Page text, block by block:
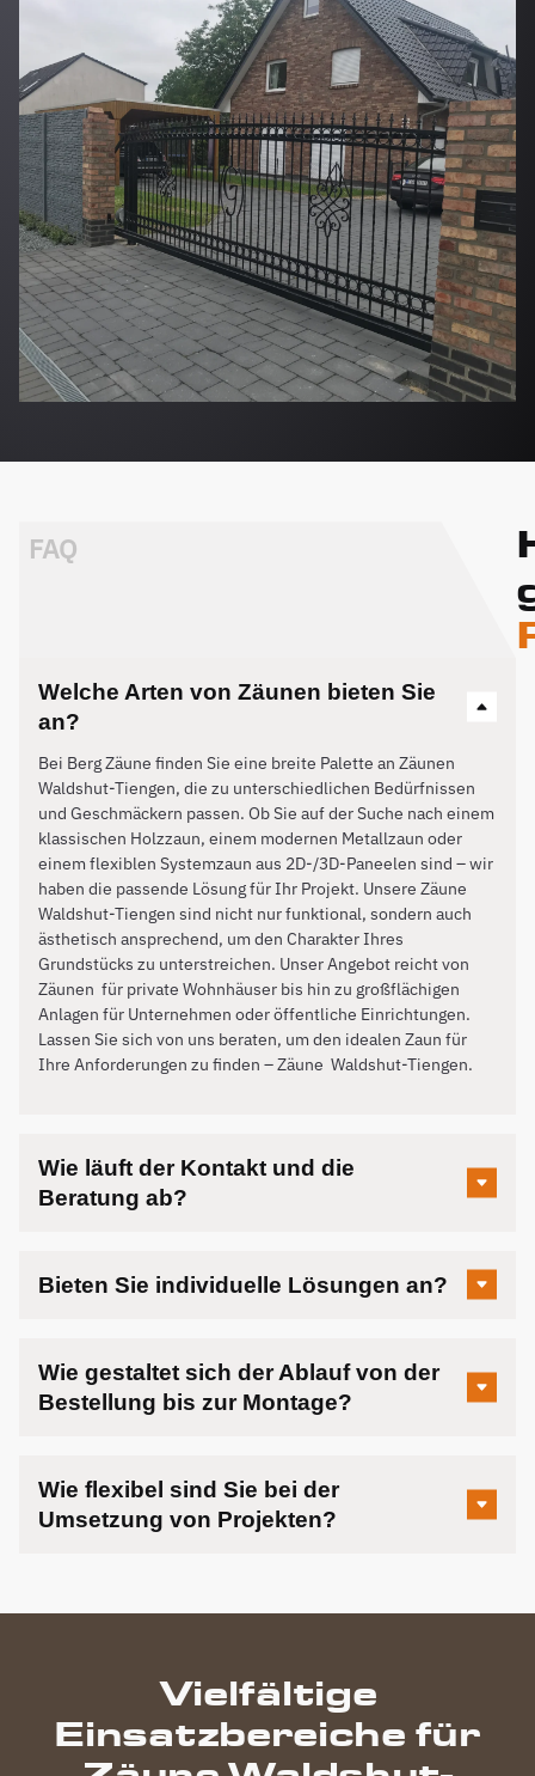
FAQ
Welche Arten von Zäunen bieten Sie
an?
Bei Berg Zäune finden Sie eine breite Palette an Zäunen
Waldshut-Tiengen, die zu unterschiedlichen Bedürfnissen
und Geschmäckern passen. Ob Sie auf der Suche nach einem
klassischen Holzzaun, einem modernen Metallzaun oder
einem flexiblen Systemzaun aus 2D-/3D-Paneelen sind – wir
haben die passende Lösung für Ihr Projekt. Unsere Zäune
Waldshut-Tiengen sind nicht nur funktional, sondern auch
ästhetisch ansprechend, um den Charakter Ihres
Grundstücks zu unterstreichen. Unser Angebot reicht von
Zäunen für private Wohnhäuser bis hin zu großflächigen
Anlagen für Unternehmen oder öffentliche Einrichtungen.
Lassen Sie sich von uns beraten, um den idealen Zaun für
Ihre Anforderungen zu finden – Zäune Waldshut-Tiengen.
Wie läuft der Kontakt und die
Beratung ab?
Bieten Sie individuelle Lösungen an?
Wie gestaltet sich der Ablauf von der
Bestellung bis zur Montage?
Wie flexibel sind Sie bei der
Umsetzung von Projekten?
Vielfältige
Einsatzbereiche für